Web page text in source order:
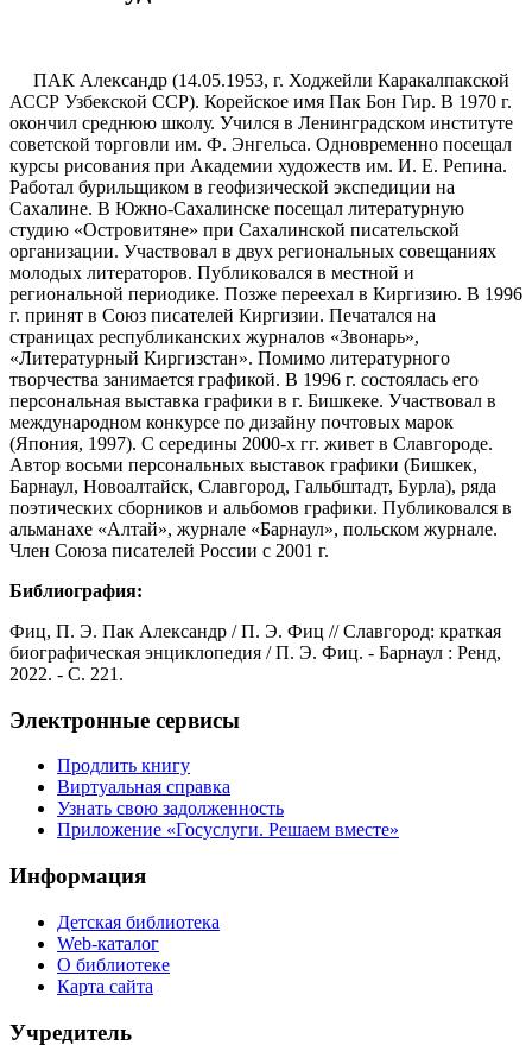
ПАК Александр (14.05.1953, г. Ходжейли Каракалпакской
АССР Узбекской ССР). Корейское имя Пак Бон Гир. В 1970 г.
окончил среднюю школу. Учился в Ленинградском институте
советской торговли им. Ф. Энгельса. Одновременно посещал
курсы рисования при Академии художеств им. И. Е. Репина.
Работал бурильщиком в геофизической экспедиции на
Сахалине. В Южно-Сахалинске посещал литературную
студию «Островитяне» при Сахалинской писательской
организации. Участвовал в двух региональных совещаниях
молодых литераторов. Публиковался в местной и
региональной периодике. Позже переехал в Киргизию. В 1996
г. принят в Союз писателей Киргизии. Печатался на
страницах республиканских журналов «Звонарь»,
«Литературный Киргизстан». Помимо литературного
творчества занимается графикой. В 1996 г. состоялась его
персональная выставка графики в г. Бишкеке. Участвовал в
международном конкурсе по дизайну почтовых марок
(Япония, 1997). С середины 2000-х гг. живет в Славгороде.
Автор восьми персональных выставок графики (Бишкек,
Барнаул, Новоалтайск, Славгород, Гальбштадт, Бурла), ряда
поэтических сборников и альбомов графики. Публиковался в
альманахе «Алтай», журнале «Барнаул», польском журнале.
Член Союза писателей России с 2001 г.
Библиография:
Фиц, П. Э. Пак Александр / П. Э. Фиц // Славгород: краткая
биографическая энциклопедия / П. Э. Фиц. - Барнаул : Ренд,
2022. - C. 221.
Электронные сервисы
Продлить книгу
Виртуальная справка
Узнать свою задолженность
Приложение «Госуслуги. Решаем вместе»
Информация
Детская библиотека
Web-каталог
О библиотеке
Карта сайта
Учредитель